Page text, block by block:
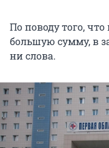
По поводу того,
большую сумму, в
ни слова.